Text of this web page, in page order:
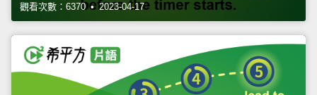
觀看次數：6370 • 2023-04-17